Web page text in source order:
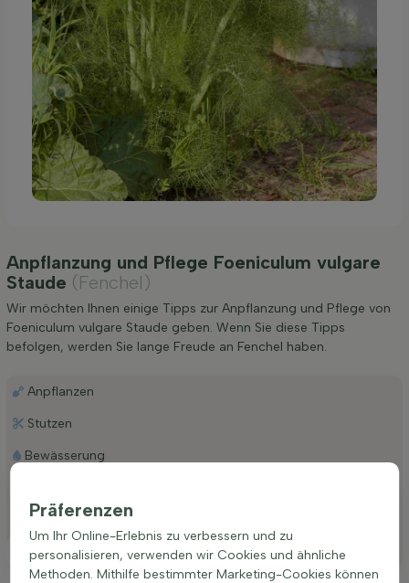
Anpflanzung und Pflege Foeniculum vulgare
Staude (Fenchel)
Wir möchten Ihnen einige Tipps zur Anpflanzung und Pflege von
Foeniculum vulgare Staude geben. Wenn Sie diese Tipps
befolgen, werden Sie lange Freude an Fenchel haben.
Platzierung
Anpflanzen
Stutzen
Bewässerung
Besonderheiten
Präferenzen
Um Ihr Online-Erlebnis zu verbessern und zu
personalisieren, verwenden wir Cookies und ähnliche
Methoden. Mithilfe bestimmter Marketing-Cookies können